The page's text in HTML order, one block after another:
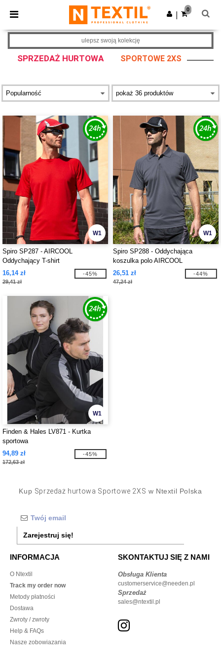
× Aplikacja Ntextil
Lepsze ceny w aplikacji!
Pobierz app
0
SPRZEDAŻ HURTOWA SPORTOWE 2XS
ulepsz swoją kolekcję
W1
Spiro SP287 - AIRCOOL
Oddychający T-shirt
16,14 zł
29,41 zł
-45%
W1
Spiro SP288 - Oddychająca
koszulka polo AIRCOOL
26,51 zł
47,24 zł
-44%
W1
Finden & Hales LV871 - Kurtka
sportowa
94,89 zł
172,63 zł
-45%
Kup Sprzedaż hurtowa Sportowe 2XS w Ntextil Polska
Zarejestruj się!
INFORMACJA
O Ntextil
Track my order now
Metody płatności
Dostawa
Zwroty / zwroty
Help & FAQs
Nasze zobowiazania
SKONTAKTUJ SIĘ Z NAMI
Obsługa Klienta
customerservice@needen.pl
Sprzedaż
sales@ntextil.pl